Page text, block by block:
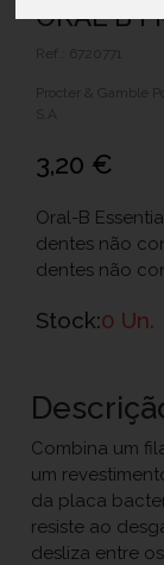
ORAL B
Ref.: 6720771
Procter & Gamble
3,20 €
Oral-B
dentes não
dentes não
Stock:0 Un.
Combina um
um
da placa
resiste ao
desliza entre